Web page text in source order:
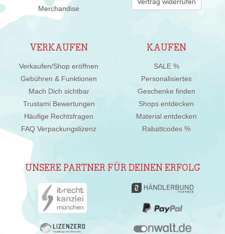
Merchandise
VERKAUFEN
Verkaufen/Shop eröffnen
Gebühren & Funktionen
Mach Dich sichtbar
Trustami Bewertungen
Häufige Rechtsfragen
FAQ Verpackungslizenz
KAUFEN
SALE %
Personalisiertes
Geschenke finden
Shops entdecken
Material entdecken
Rabattcodes %
UNSERE PARTNER FÜR DEINEN ERFOLG